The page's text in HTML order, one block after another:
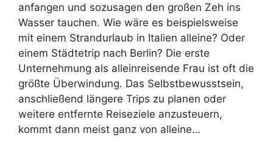
anfangen und sozusagen den großen Zeh ins
Wasser tauchen. Wie wäre es beispielsweise
mit einem Strandurlaub in Italien alleine? Oder
einem Städtetrip nach Berlin? Die erste
Unternehmung als alleinreisende Frau ist oft die
größte Überwindung. Das Selbstbewusstsein,
anschließend längere Trips zu planen oder
weitere entfernte Reiseziele anzusteuern,
kommt dann meist ganz von alleine…